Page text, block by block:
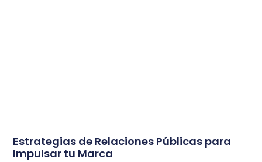
Estrategias de Relaciones Públicas para
Impulsar tu Marca